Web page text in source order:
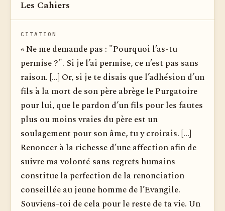
Les Cahiers
CITATION
« Ne me demande pas : "Pourquoi l’as-tu
permise ?". Si je l’ai permise, ce n’est pas sans
raison. [...] Or, si je te disais que l’adhésion d’un
fils à la mort de son père abrège le Purgatoire
pour lui, que le pardon d’un fils pour les fautes
plus ou moins vraies du père est un
soulagement pour son âme, tu y croirais. [...]
Renoncer à la richesse d’une affection afin de
suivre ma volonté sans regrets humains
constitue la perfection de la renonciation
conseillée au jeune homme de l’Evangile.
Souviens-toi de cela pour le reste de ta vie. Un